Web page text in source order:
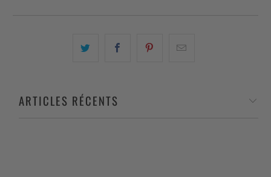
ARTICLES RÉCENTS